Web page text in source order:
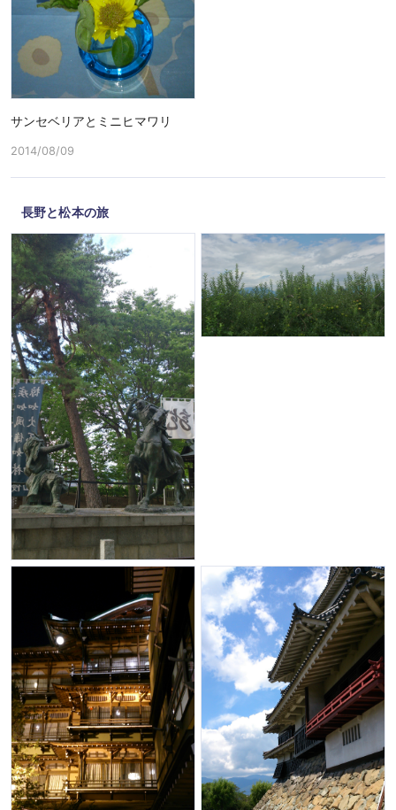
サンセベリアとミニヒマワリ
2014/08/09
長野と松本の旅